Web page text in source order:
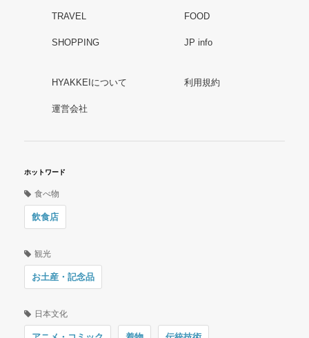
TRAVEL FOOD
SHOPPING JP info
HYAKKEIについて 利用規約
運営会社
ホットワード
食べ物
飲食店
観光
お土産・記念品
日本文化